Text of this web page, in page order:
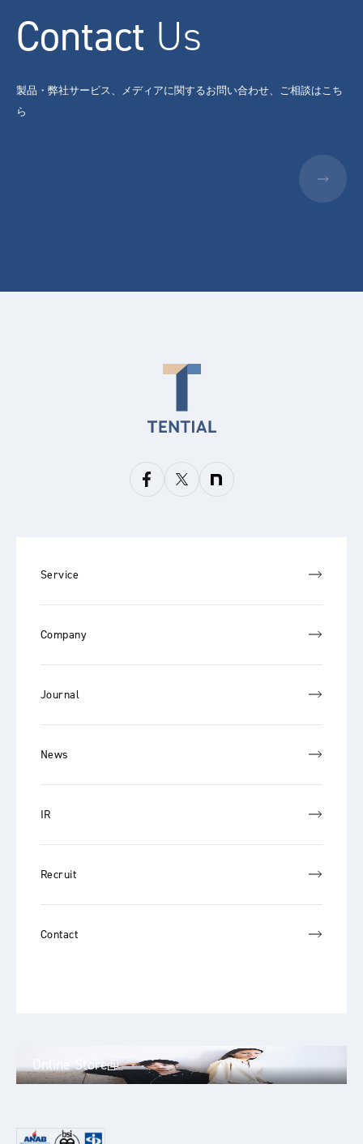
Contact Us
製品・弊社サービス、メディアに関するお問い合わせ、ご相談はこち
ら
Service
Company
Journal
News
IR
Recruit
Contact
Online Store